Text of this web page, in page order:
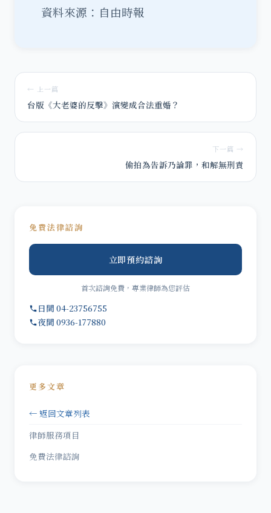
資料來源：自由時報
← 上一篇
台版《大老婆的反擊》演變成合法重婚？
下一篇 →
偷拍為告訴乃論罪，和解無刑責
免費法律諮詢
立即預約諮詢
首次諮詢免費，專業律師為您評估
日間 04-23756755
夜間 0936-177880
更多文章
← 返回文章列表
律師服務項目
免費法律諮詢